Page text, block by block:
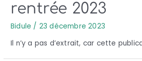
rentrée 2023
Bidule / 23 décembre 2023
Il n’y a pas d’extrait, car cette